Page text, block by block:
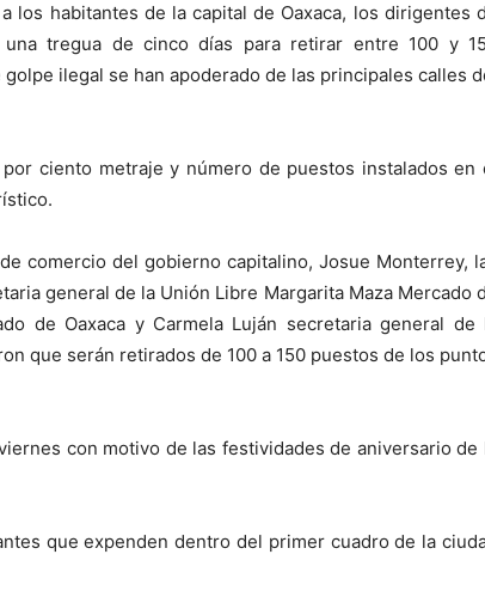
los habitantes de la capital de Oaxaca, los dirigentes
una tregua de cinco días para retirar entre 100 y
ilegal se han apoderado de las principales calles
ciento metraje y número de puestos instalados en
comercio del gobierno capitalino, Josue Monterrey,
general de la Unión Libre Margarita Maza Mercado
de Oaxaca y Carmela Luján secretaria general de
que serán retirados de 100 a 150 puestos de los
con motivo de las festividades de aniversario de
que expenden dentro del primer cuadro de la